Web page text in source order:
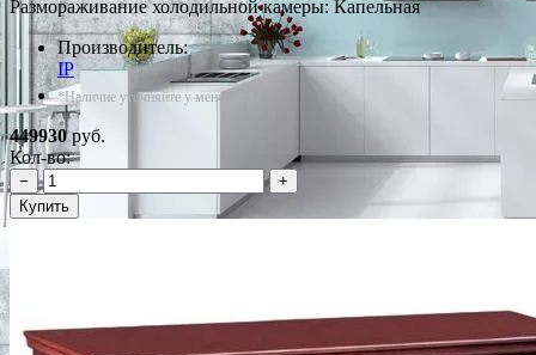
Размораживание холодильной камеры: Капельная
Производитель:
IP
*Наличие уточняйте у менеджера
449930руб.
Кол-во:
−
+
Купить